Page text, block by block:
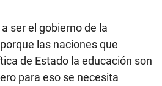
ser el gobierno de la
las naciones que
de Estado la educación son
para eso se necesita